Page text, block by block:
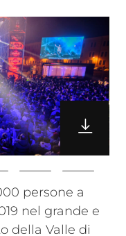
persone a
nel grande e
della Valle di